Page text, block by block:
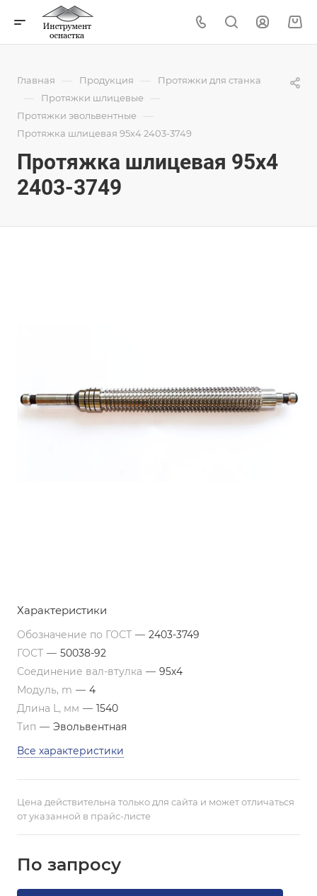
Главная — Продукция — Протяжки для станка
— Протяжки шлицевые —
Протяжки эвольвентные —
Протяжка шлицевая 95x4 2403-3749
Протяжка шлицевая 95x4
2403-3749
Характеристики
Обозначение по ГОСТ — 2403-3749
ГОСТ — 50038-92
Соединение вал-втулка — 95х4
Модуль, m — 4
Длина L, мм — 1540
Тип — Эвольвентная
Все характеристики
Цена действительна только для сайта и может отличаться
от указанной в прайс-листе
По запросу